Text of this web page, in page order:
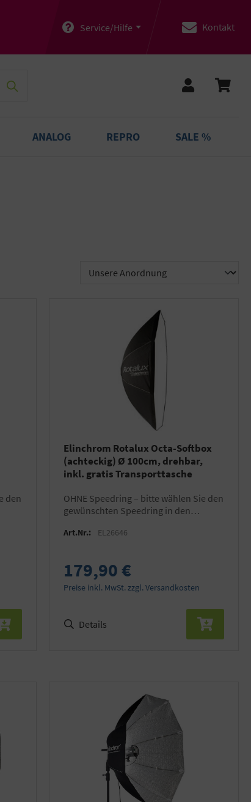
Service/Hilfe Kontakt
ANALOG REPRO SALE %
Elinchrom Rotalux Octa-Softbox
(achteckig) Ø 100cm, drehbar,
inkl. gratis Transporttasche
OHNE Speedring – bitte wählen Sie den
gewünschten Speedring in den
Art.Nr.: EL26646
179,90 €
Preise inkl. MwSt. zzgl. Versandkosten
Details